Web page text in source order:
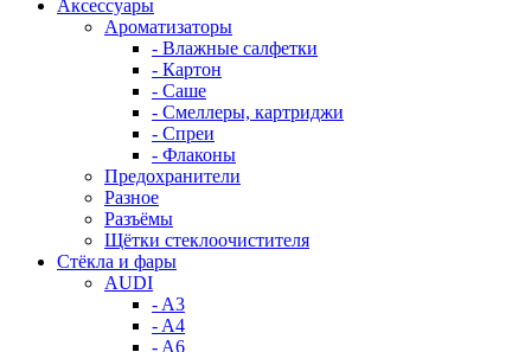
Аксессуары
Ароматизаторы
- Влажные салфетки
- Картон
- Саше
- Смеллеры, картриджи
- Спреи
- Флаконы
Предохранители
Разное
Разъёмы
Щётки стеклоочистителя
Стёкла и фары
AUDI
- A3
- A4
- A6